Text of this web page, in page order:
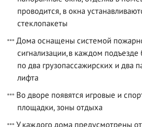
проводится, в окна
стеклопакеты
Дома оснащены системой
сигнализации,в каждом подъезде
по два грузопассажирских и два
лифта
Во дворе появятся игровые и
площадки, зоны отдыха
У каждого дома предусмотрены